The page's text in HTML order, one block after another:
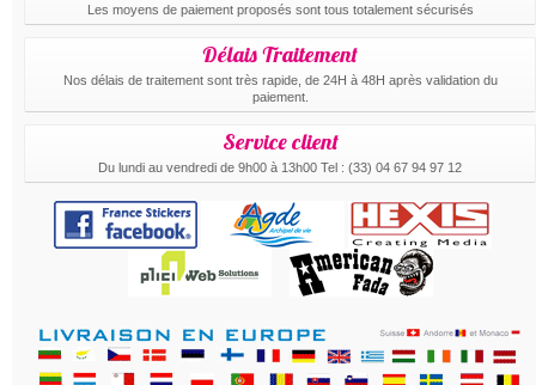
Les moyens de paiement proposés sont tous totalement sécurisés
Délais Traitement
Nos délais de traitement sont très rapide, de 24H à 48H après validation du
paiement.
Service client
Du lundi au vendredi de 9h00 à 13h00 Tel : (33) 04 67 94 97 12